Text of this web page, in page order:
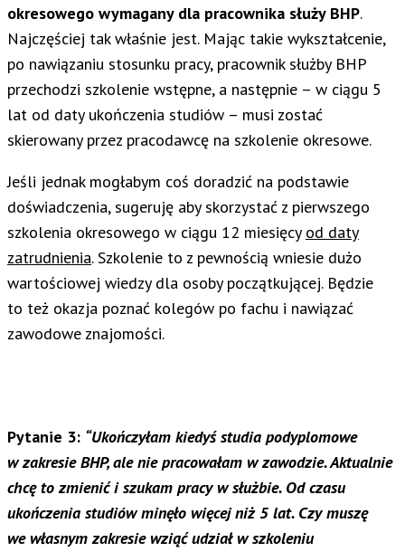
okresowego wymagany dla pracownika służy BHP.
Najczęściej tak właśnie jest. Mając takie wykształcenie,
po nawiązaniu stosunku pracy, pracownik służby BHP
przechodzi szkolenie wstępne, a następnie – w ciągu 5
lat od daty ukończenia studiów – musi zostać
skierowany przez pracodawcę na szkolenie okresowe.
Jeśli jednak mogłabym coś doradzić na podstawie
doświadczenia, sugeruję aby skorzystać z pierwszego
szkolenia okresowego w ciągu 12 miesięcy od daty
zatrudnienia. Szkolenie to z pewnością wniesie dużo
wartościowej wiedzy dla osoby początkującej. Będzie
to też okazja poznać kolegów po fachu i nawiązać
zawodowe znajomości.
Pytanie 3: “Ukończyłam kiedyś studia podyplomowe
w zakresie BHP, ale nie pracowałam w zawodzie. Aktualnie
chcę to zmienić i szukam pracy w służbie. Od czasu
ukończenia studiów minęło więcej niż 5 lat. Czy muszę
we własnym zakresie wziąć udział w szkoleniu